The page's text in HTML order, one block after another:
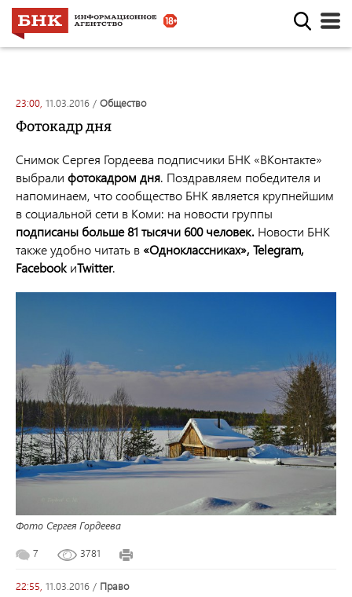
23:00, 11.03.2016 / общество
Фотокадр дня
Снимок Сергея Гордеева подписчики БНК «ВКонтакте»
выбрали фотокадром дня. Поздравляем победителя и
напоминаем, что сообщество БНК является крупнейшим
в социальной сети в Коми: на новости группы
подписаны больше 81 тысячи 600 человек. Новости БНК
также удобно читать в «Одноклассниках», Telegram,
Facebook иTwitter.
Фото Сергея Гордеева
7 3781
22:55, 11.03.2016 / право